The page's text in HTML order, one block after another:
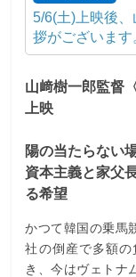
5/6(土)上映後
拶がございます
山﨑樹一郎監督
上映
陽の当たらない
資本主義と家父
る希望
かつて韓国の乗馬
社の倒産で多額
き、今はヴェトナ